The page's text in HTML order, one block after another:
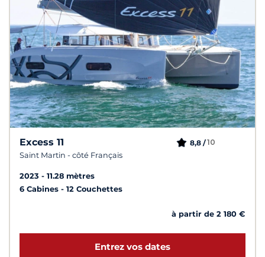
Excess 11
Saint Martin - côté Français
8,8 /10
2023
11.28 mètres
6 Cabines
12 Couchettes
à partir de 2 180 €
Entrez vos dates